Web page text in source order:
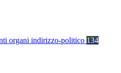
organi indirizzo-politico 134